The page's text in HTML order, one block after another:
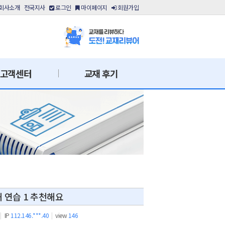
사소개 전국지사 로그인 마이페이지 회원가입
고객센터 교재 후기
연습 1 추천해요
| IP 112.146.***.40 | view 146